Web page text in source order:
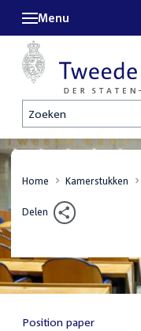
Zoeken
Menu
Home Kamerstukken
Delen
Position paper